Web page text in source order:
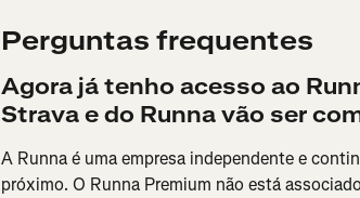
Perguntas frequentes
Agora já tenho acesso ao
Strava e do Runna vão ser
A Runna é uma empresa independente e
próximo. O Runna Premium não está